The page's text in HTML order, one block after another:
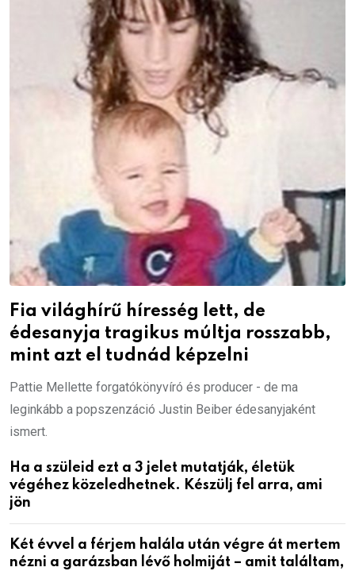
Fia világhírű híresség lett, de
édesanyja tragikus múltja rosszabb,
mint azt el tudnád képzelni
Pattie Mellette forgatókönyvíró és producer - de ma
leginkább a popszenzáció Justin Beiber édesanyjaként
ismert.
Ha a szüleid ezt a 3 jelet mutatják, életük
végéhez közeledhetnek. Készülj fel arra, ami
jön
Két évvel a férjem halála után végre át mertem
nézni a garázsban lévő holmiját – amit találtam,